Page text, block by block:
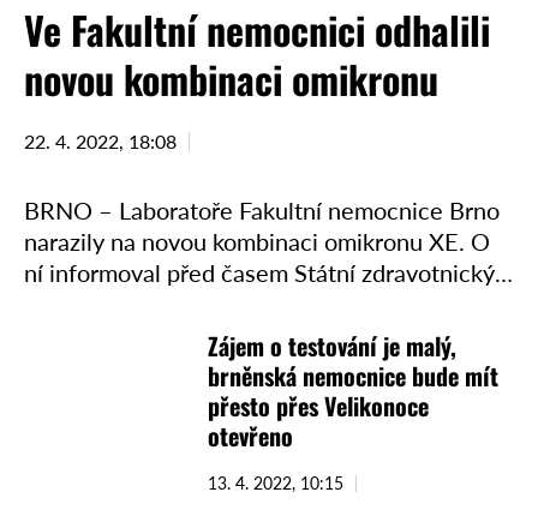
Ve Fakultní nemocnici odhalili
novou kombinaci omikronu
22. 4. 2022, 18:08
BRNO – Laboratoře Fakultní nemocnice Brno
narazily na novou kombinaci omikronu XE. O
ní informoval před časem Státní zdravotnický
výskyt kombinované varianty dvou typů …
Zájem o testování je malý,
brněnská nemocnice bude mít
přesto přes Velikonoce
otevřeno
13. 4. 2022, 10:15